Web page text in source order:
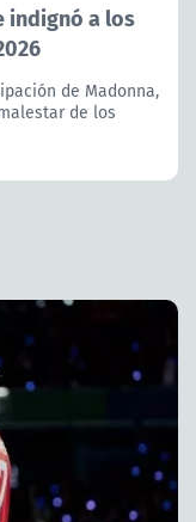
indignó a los
de Madonna,
de los